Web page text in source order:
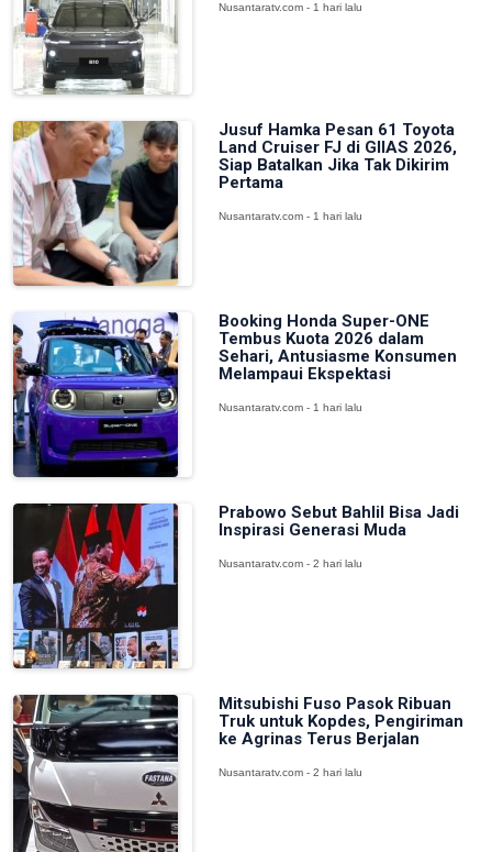
Nusantaratv.com - 1 hari lalu
Jusuf Hamka Pesan 61 Toyota
Land Cruiser FJ di GIIAS 2026,
Siap Batalkan Jika Tak Dikirim
Pertama
Nusantaratv.com - 1 hari lalu
Booking Honda Super-ONE
Tembus Kuota 2026 dalam
Sehari, Antusiasme Konsumen
Melampaui Ekspektasi
Nusantaratv.com - 1 hari lalu
Prabowo Sebut Bahlil Bisa Jadi
Inspirasi Generasi Muda
Nusantaratv.com - 2 hari lalu
Mitsubishi Fuso Pasok Ribuan
Truk untuk Kopdes, Pengiriman
ke Agrinas Terus Berjalan
Nusantaratv.com - 2 hari lalu